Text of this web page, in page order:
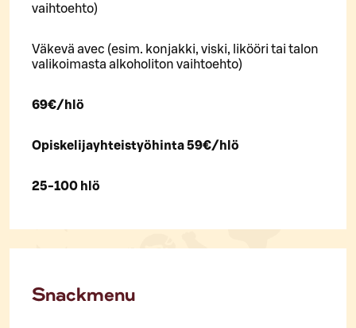
vaihtoehto)
Väkevä avec (esim. konjakki, viski, likööri tai talon
valikoimasta alkoholiton vaihtoehto)
69€/hlö
Opiskelijayhteistyöhinta 59€/hlö
25-100 hlö
Snackmenu